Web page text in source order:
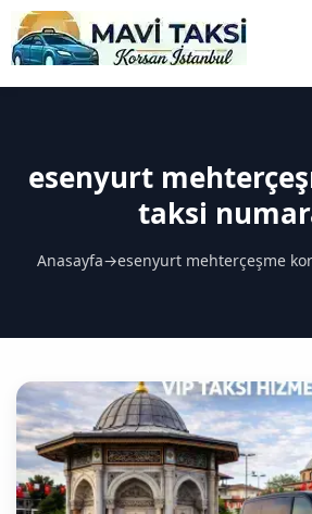
esenyurt
taksi
Anasayfa→esenyurt mehterçeşme